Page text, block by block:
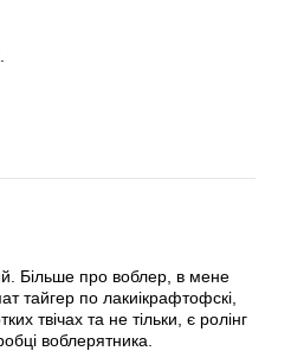
Більше про воблер, в мене
тайгер по лакиікрафтофскі,
твічах та не тільки, є ролінг
воблерятника.